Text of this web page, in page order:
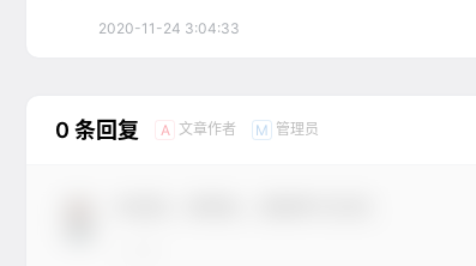
2020-11-24 3:04:33
0 条回复 A 文章作者 M 管理员